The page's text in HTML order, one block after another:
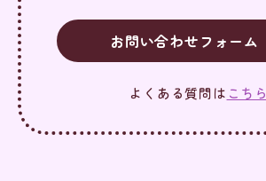
お問い合わせフォーム
よくある質問は こちら